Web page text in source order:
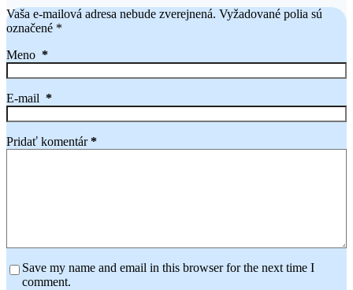
Vaša e-mailová adresa nebude zverejnená. Vyžadované polia sú
označené *
Meno *
E-mail *
Pridať komentár*
Save my name and email in this browser for the next time I
comment.